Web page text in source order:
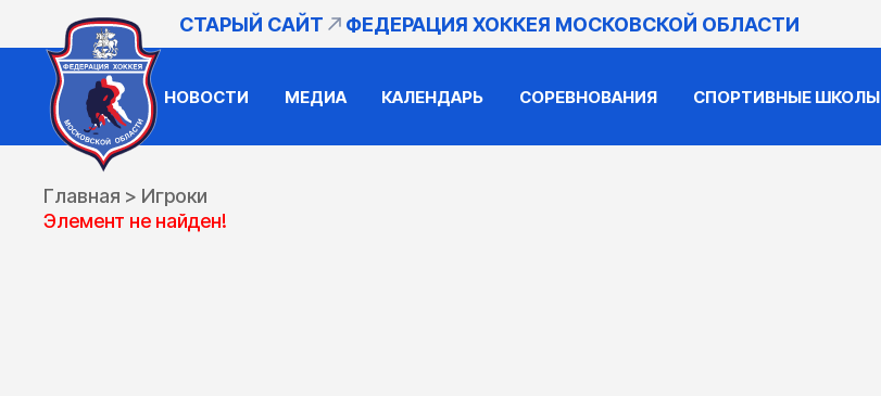
СТАРЫЙ САЙТ ФЕДЕРАЦИЯ ХОККЕЯ МОСКОВСКОЙ ОБЛАСТИ
НОВОСТИ МЕДИА КАЛЕНДАРЬ СОРЕВНОВАНИЯ СПОРТИВНЫЕ ШКОЛЫ
Главная > Игроки
Элемент не найден!